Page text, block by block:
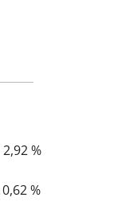
2,92 %
0,62 %